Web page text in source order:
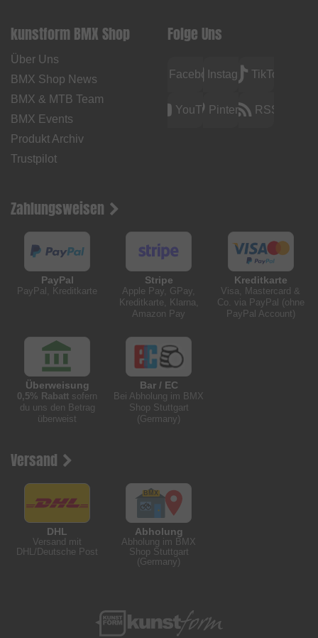
kunstform BMX Shop
Über Uns
BMX Shop News
BMX & MTB Team
BMX Events
Produkt Archiv
Trustpilot
Folge Uns
FacebookInstagramTikTok
YouTubePinterest RSS
Zahlungsweisen
PayPal
PayPal, Kreditkarte
Stripe
Apple Pay, GPay,
Kreditkarte, Klarna,
Amazon Pay
Kreditkarte
Visa, Mastercard &
Co. via PayPal (ohne
PayPal Account)
Überweisung
0,5% Rabatt sofern
du uns den Betrag
überweist
Bar / EC
Bei Abholung im BMX
Shop Stuttgart
(Germany)
Versand
DHL
Versand mit
DHL/Deutsche Post
Abholung
Abholung im BMX
Shop Stuttgart
(Germany)